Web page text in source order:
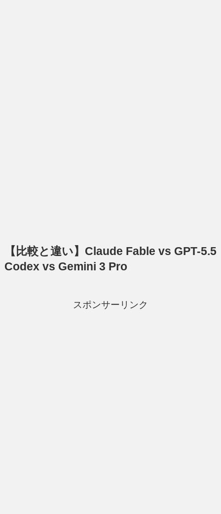
【比較と違い】Claude Fable vs GPT-5.5
Codex vs Gemini 3 Pro
スポンサーリンク